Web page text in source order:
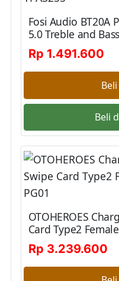
Fosi Audio BT20A
5.0 Treble and
Rp 1.491.600
Beli
OTOHEROES
Card Type2
Rp 3.239.600